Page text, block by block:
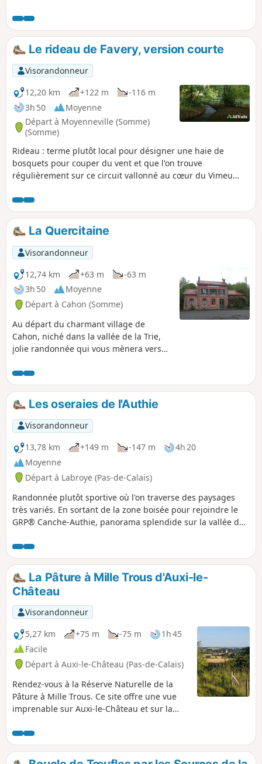
et au respect de la diversité.
Le rideau de Favery, version courte
Visorandonneur
12,20 km
+122 m
-116 m
3h 50
Moyenne
Départ à Moyenneville (Somme)
(Somme)
Rideau : terme plutôt local pour désigner une haie de
bosquets pour couper du vent et que l'on trouve
régulièrement sur ce circuit vallonné au cœur du Vimeu
près du manoir de Chaussoy qu'il ne faut pas manquer
d'admirer, avant d'entreprendre une belle grimpette en
sous-bois. Ce circuit est balisé par le département, cette
version est raccourcie.
La Quercitaine
Visorandonneur
12,74 km
+63 m
-63 m
3h 50
Moyenne
Départ à Cahon (Somme)
Au départ du charmant village de
Cahon, niché dans la vallée de la Trie,
jolie randonnée qui vous mènera vers
par de sympathiques sentiers entre bois
et pâturages vers votre point de départ.
Les habitants de Quesnoy-le-Montant se
nomment les Quercitains, d'où le nom
de cette randonnée. Quant à Cahon,
village de départ et d'arrivée, vous y
trouverez une minoterie encore en
activité et qui fabrique de la farine dont
une variété est réservée à la baguette
"Avocette" qui est vendue à Quesnoy-le-
Montant, mais également dans d'autres
boulangeries de la Somme. Randonnée
gastronomique et patrimoniale, en
Les oseraies de l'Authie
Visorandonneur
13,78 km
+149 m -147 m
4h 20
Moyenne
Départ à Labroye (Pas-de-Calais)
Randonnée plutôt sportive où l'on traverse des paysages
très variés. En sortant de la zone boisée pour rejoindre le
GRP® Canche-Authie, panorama splendide sur la vallée de
La Pâture à Mille Trous d'Auxi-le-
Château
Visorandonneur
5,27 km
+75 m -75 m
1h 45
Facile
Départ à Auxi-le-Château (Pas-de-Calais)
Rendez-vous à la Réserve Naturelle de la
Pâture à Mille Trous. Ce site offre une vue
imprenable sur Auxi-le-Château et sur la
un bon bol d'air. Prévoyez de bonnes
chaussures!